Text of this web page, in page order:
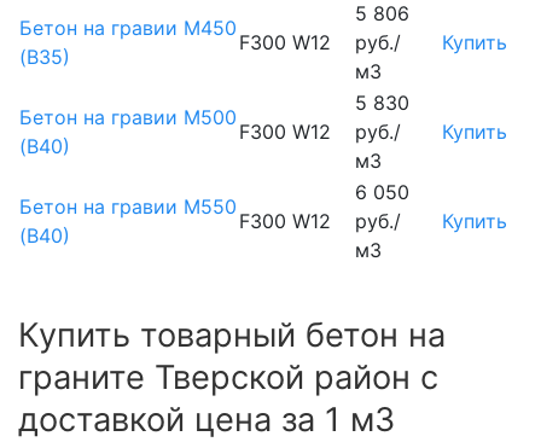
Бетон на гравии М450
(В35)
F300 W12
5 806
руб./
м3
Купить
Бетон на гравии М500
(В40)
F300 W12
5 830
руб./
м3
Купить
Бетон на гравии М550
(В40)
F300 W12
6 050
руб./
м3
Купить
Купить товарный бетон на
граните Тверской район с
доставкой цена за 1 м3